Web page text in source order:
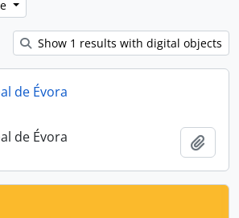
Show 1 results with digital objects
de Évora
de Évora